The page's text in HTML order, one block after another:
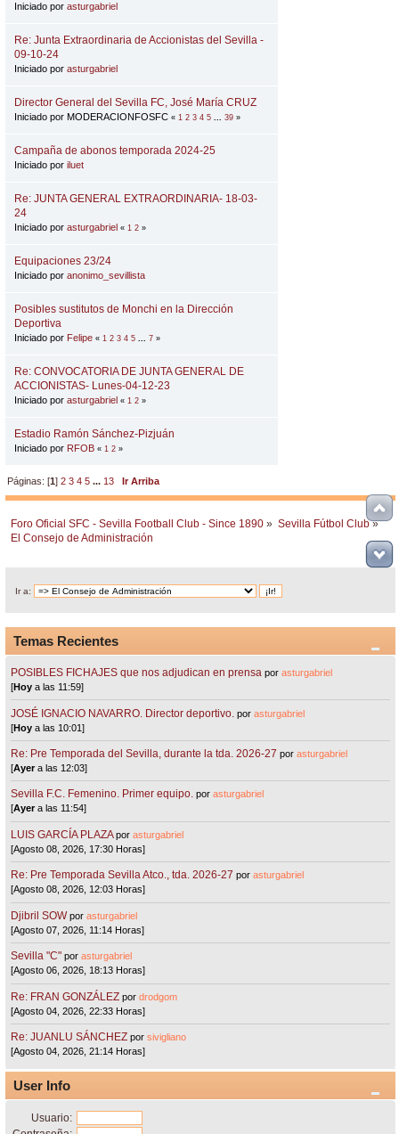
Iniciado por asturgabriel
Re: Junta Extraordinaria de Accionistas del Sevilla -
09-10-24
Iniciado por asturgabriel
Director General del Sevilla FC, José María CRUZ
Iniciado por MODERACIONFOSFC « 1 2 3 4 5 ... 39 »
Campaña de abonos temporada 2024-25
Iniciado por iluet
Re: JUNTA GENERAL EXTRAORDINARIA- 18-03-
24
Iniciado por asturgabriel « 1 2 »
Equipaciones 23/24
Iniciado por anonimo_sevillista
Posibles sustitutos de Monchi en la Dirección
Deportiva
Iniciado por Felipe « 1 2 3 4 5 ... 7 »
Re: CONVOCATORIA DE JUNTA GENERAL DE
ACCIONISTAS- Lunes-04-12-23
Iniciado por asturgabriel « 1 2 »
Estadio Ramón Sánchez-Pizjuán
Iniciado por RFOB « 1 2 »
Páginas: [1]2 3 4 5 ... 13 Ir Arriba
Foro Oficial SFC - Sevilla Football Club - Since 1890 » Sevilla Fútbol Club»
El Consejo de Administración
Ir a:
Temas Recientes
POSIBLES FICHAJES que nos adjudican en prensa porasturgabriel
[Hoy a las 11:59]
JOSÉ IGNACIO NAVARRO. Director deportivo. porasturgabriel
[Hoy a las 10:01]
Re: Pre Temporada del Sevilla, durante la tda. 2026-27 porasturgabriel
[Ayera las 12:03]
Sevilla F.C. Femenino. Primer equipo. porasturgabriel
[Ayera las 11:54]
LUIS GARCÍA PLAZA porasturgabriel
[Agosto 08, 2026, 17:30 Horas]
Re: Pre Temporada Sevilla Atco., tda. 2026-27 porasturgabriel
[Agosto 08, 2026, 12:03 Horas]
Djibril SOW porasturgabriel
[Agosto 07, 2026, 11:14 Horas]
Sevilla "C"porasturgabriel
[Agosto 06, 2026, 18:13 Horas]
Re: FRAN GONZÁLEZ pordrodgom
[Agosto 04, 2026, 22:33 Horas]
Re: JUANLU SÁNCHEZ porsivigliano
[Agosto 04, 2026, 21:14 Horas]
User Info
Usuario: